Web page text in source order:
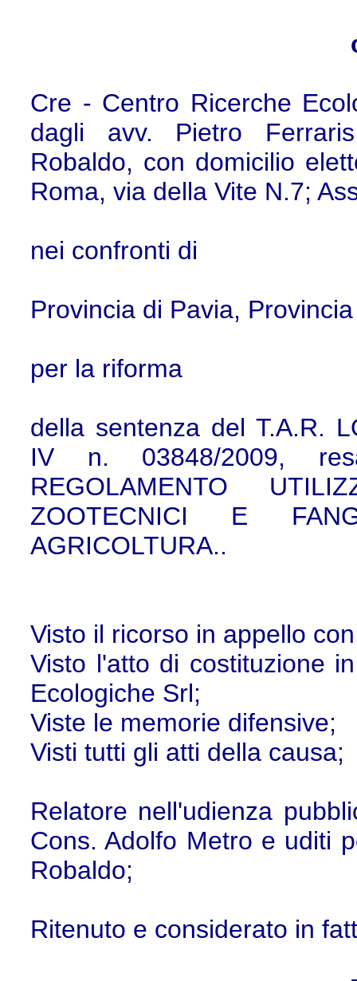
Cre - Centro Ricerche
dagli avv. Pietro
Robaldo, con domicilio
Roma, via della Vite N.7;
nei confronti di
Provincia di Pavia,
per la riforma
della sentenza del T.A.R.
IV n. 03848/2009,
REGOLAMENTO
ZOOTECNICI E
AGRICOLTURA..
Visto il ricorso in appello
Visto l'atto di costituzione
Ecologiche Srl;
Viste le memorie difensive;
Visti tutti gli atti della causa;
Relatore nell'udienza
Cons. Adolfo Metro e uditi
Robaldo;
Ritenuto e considerato in